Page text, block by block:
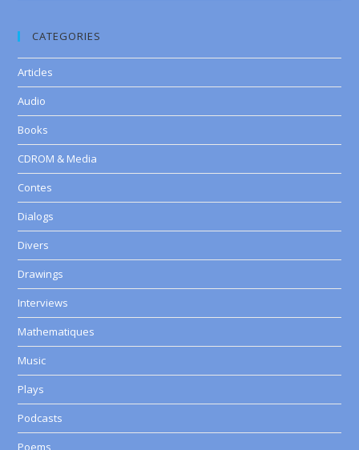
CATEGORIES
Articles
Audio
Books
CDROM & Media
Contes
Dialogs
Divers
Drawings
Interviews
Mathematiques
Music
Plays
Podcasts
Poems